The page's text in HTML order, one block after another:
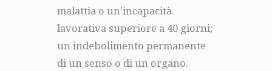
malattia o un’incapacità
lavorativa superiore a 40 giorni;
un indebolimento permanente
di un senso o di un organo.